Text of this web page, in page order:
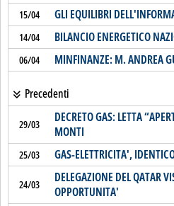
15/04 GLI EQUILIBRI
14/04 BILANCIO ENERGETICO
06/04 MINFINANZE: M. ANDREA
Precedenti
29/03
DECRETO GAS: LETTA
MONTI
25/03 GAS-ELETTRICITA',
24/03
DELEGAZIONE DEL QATAR
OPPORTUNITA'